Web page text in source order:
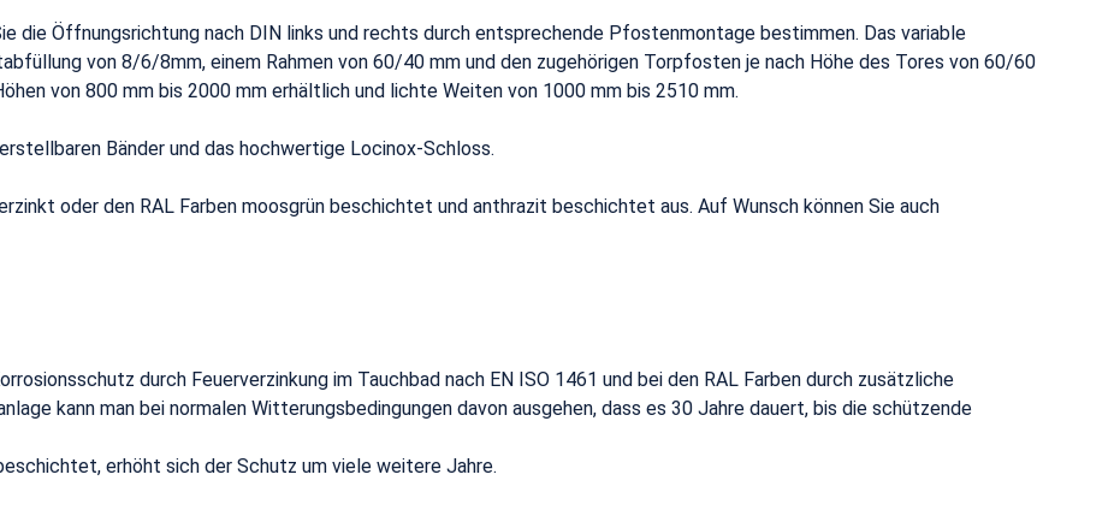
die Öffnungsrichtung nach DIN links und rechts durch entsprechende Pfostenmontage bestimmen. Das variable
von 8/6/8mm, einem Rahmen von 60/40 mm und den zugehörigen Torpfosten je nach Höhe des Tores von 60/60
von 800 mm bis 2000 mm erhältlich und lichte Weiten von 1000 mm bis 2510 mm.
Bänder und das hochwertige Locinox-Schloss.
oder den RAL Farben moosgrün beschichtet und anthrazit beschichtet aus. Auf Wunsch können Sie auch
durch Feuerverzinkung im Tauchbad nach EN ISO 1461 und bei den RAL Farben durch zusätzliche
kann man bei normalen Witterungsbedingungen davon ausgehen, dass es 30 Jahre dauert, bis die schützende
erhöht sich der Schutz um viele weitere Jahre.